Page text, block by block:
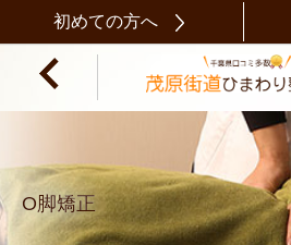
初めての方へ
O脚矯正